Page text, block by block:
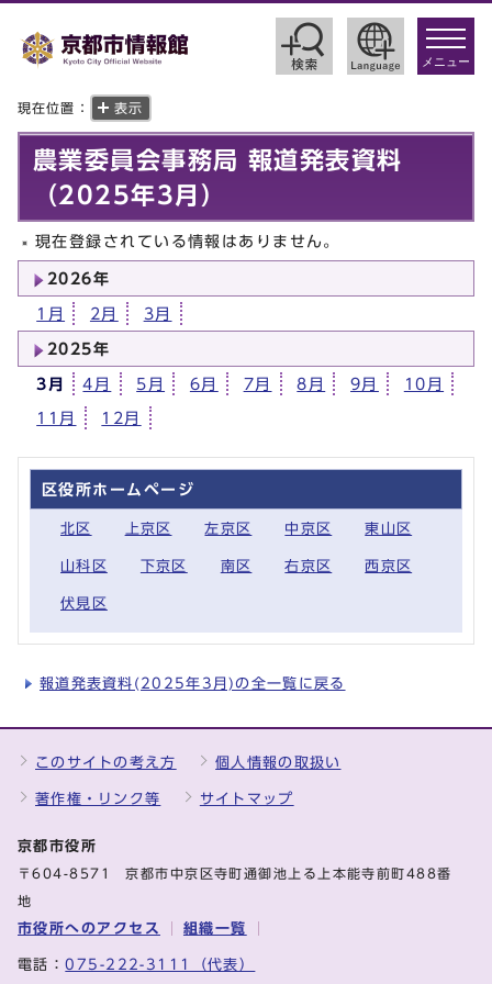
toggle
メニュー
現在位置： 表示
農業委員会事務局 報道発表資料
（2025年3月）
現在登録されている情報はありません。
2026年
1月 2月 3月
2025年
3月 4月 5月 6月 7月 8月 9月 10月
11月 12月
区役所ホームページ
北区 上京区 左京区 中京区 東山区
山科区 下京区 南区 右京区 西京区
伏見区
報道発表資料(2025年3月)の全一覧に戻る
このサイトの考え方 個人情報の取扱い
著作権・リンク等 サイトマップ
京都市役所
〒604-8571 京都市中京区寺町通御池上る上本能寺前町488番
地
市役所へのアクセス 組織一覧
電話：075-222-3111（代表）